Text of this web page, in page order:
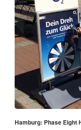
Hamburg: Phase Eight